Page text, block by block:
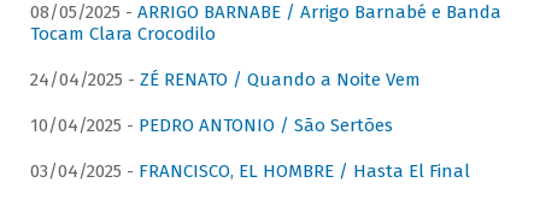
08/05/2025 - ARRIGO BARNABE / Arrigo Barnabé e Banda
Tocam Clara Crocodilo
24/04/2025 - ZÉ RENATO / Quando a Noite Vem
10/04/2025 - PEDRO ANTONIO / São Sertões
03/04/2025 - FRANCISCO, EL HOMBRE / Hasta El Final